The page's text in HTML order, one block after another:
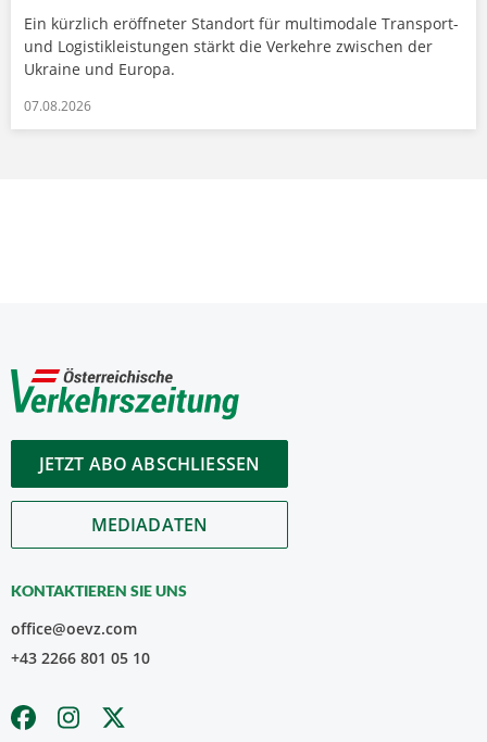
Ein kürzlich eröffneter Standort für multimodale Transport-
und Logistikleistungen stärkt die Verkehre zwischen der
Ukraine und Europa.
07.08.2026
JETZT ABO ABSCHLIESSEN
MEDIADATEN
KONTAKTIEREN SIE UNS
office@oevz.com
+43 2266 801 05 10